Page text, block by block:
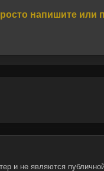
напишите или
и не являются